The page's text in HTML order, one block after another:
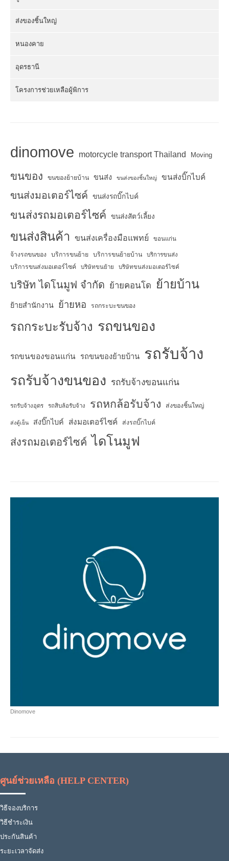
ส่งของชิ้นใหญ่
หนองคาย
อุดรธานี
โครงการช่วยเหลือผู้พิการ
dinomove motorcycle transport Thailand Moving
ขนของ ขนของย้ายบ้าน ขนส่ง ขนส่งของชิ้นใหญ่ ขนส่งบิ๊กไบค์
ขนส่งมอเตอร์ไซค์ ขนส่งรถบิ๊กไบค์
ขนส่งรถมอเตอร์ไซค์ ขนส่งสัตว์เลี้ยง
ขนส่งสินค้า ขนส่งเครื่องมือแพทย์ ขอนแก่น
จ้างรถขนของ บริการขนย้าย บริการขนย้ายบ้าน บริการขนส่ง
บริการขนส่งมอเตอร์ไซค์ บริษัทขนย้าย บริษัทขนส่งมอเตอร์ไซค์
บริษัท ไดโนมูฟ จำกัด ย้ายคอนโด ย้ายบ้าน
ย้ายสำนักงาน ย้ายหอ รถกระบะขนของ
รถกระบะรับจ้าง รถขนของ
รถขนของขอนแก่น รถขนของย้ายบ้าน รถรับจ้าง
รถรับจ้างขนของ รถรับจ้างขอนแก่น
รถรับจ้างอุดร รถสิบล้อรับจ้าง รถหกล้อรับจ้าง ส่งของชิ้นใหญ่
ส่งตู้เย็น ส่งบิ๊กไบค์ ส่งมอเตอร์ไซค์ ส่งรถบิ๊กไบค์
ส่งรถมอเตอร์ไซค์ ไดโนมูฟ
Dinomove
ศูนย์ช่วยเหลือ (HELP CENTER)
วิธีจองบริการ
วิธีชำระเงิน
ประกันสินค้า
ระยะเวลาจัดส่ง